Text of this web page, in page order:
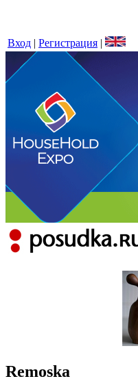
Вход | Регистрация |
Remoska